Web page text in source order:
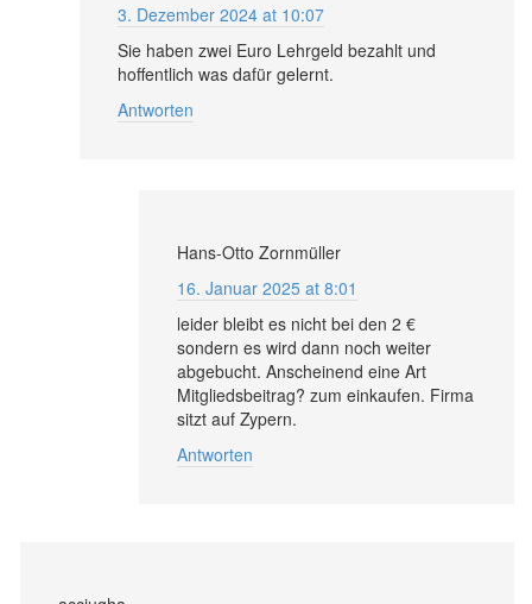
3. Dezember 2024 at 10:07
Sie haben zwei Euro Lehrgeld bezahlt und
hoffentlich was dafür gelernt.
Antworten
Hans-Otto Zornmüller
16. Januar 2025 at 8:01
leider bleibt es nicht bei den 2 €
sondern es wird dann noch weiter
abgebucht. Anscheinend eine Art
Mitgliedsbeitrag? zum einkaufen. Firma
sitzt auf Zypern.
Antworten